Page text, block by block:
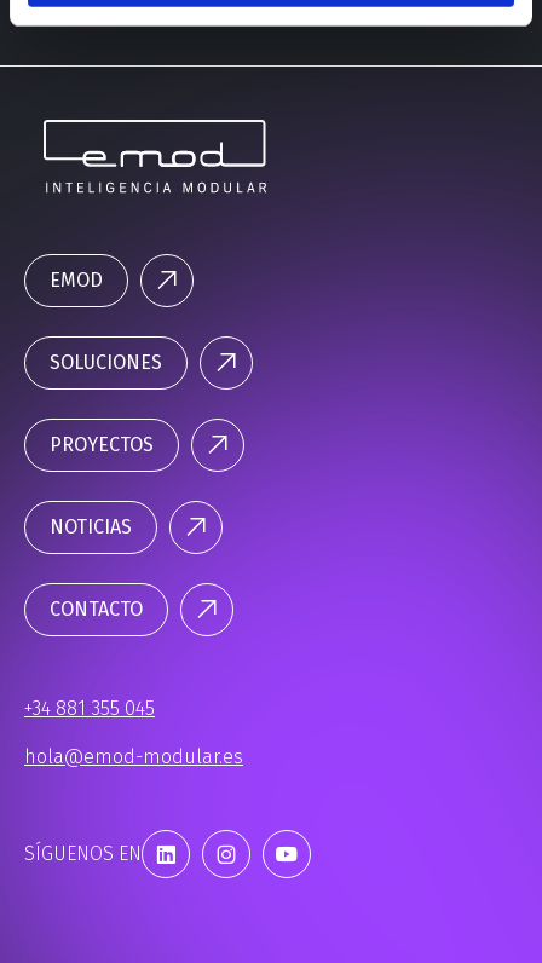
EMOD
SOLUCIONES
PROYECTOS
NOTICIAS
CONTACTO
+34 881 355 045
hola@emod-modular.es
SÍGUENOS EN